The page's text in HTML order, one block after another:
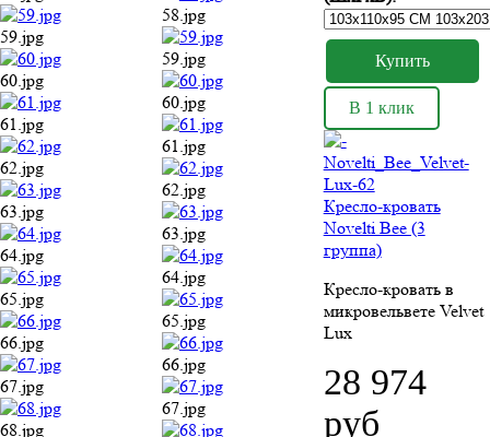
59.jpg
60.jpg
61.jpg
62.jpg
63.jpg
64.jpg
65.jpg
66.jpg
67.jpg
68.jpg
58.jpg
59.jpg
60.jpg
61.jpg
62.jpg
63.jpg
64.jpg
65.jpg
66.jpg
67.jpg
В 1 клик
Кресло-кровать
Novelti Bee (3
группа)
Кресло-кровать в
микровельвете Velvet
Lux
28 974
руб